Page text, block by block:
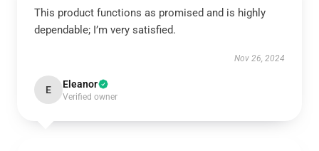
This product functions as promised and is highly
dependable; I’m very satisfied.
Nov 26, 2024
E Eleanor
Verified owner